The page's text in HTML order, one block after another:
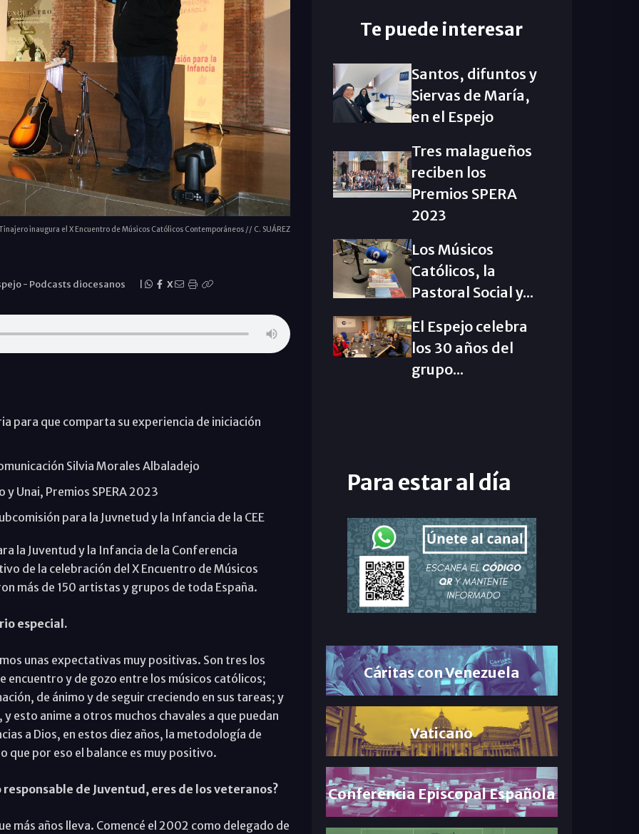
inaugura el X Encuentro de Músicos Católicos Contemporáneos // C. SUÁREZ
- Podcasts diocesanos X
para que comparta su experiencia de iniciación
Silvia Morales Albaladejo
Unai, Premios SPERA 2023
para la Juvnetud y la Infancia de la CEE
la Juventud y la Infancia de la Conferencia
de la celebración del X Encuentro de Músicos
más de 150 artistas y grupos de toda España.
especial.
unas expectativas muy positivas. Son tres los
y de gozo entre los músicos católicos;
de ánimo y de seguir creciendo en sus tareas; y
esto anime a otros muchos chavales a que puedan
a Dios, en estos diez años, la metodología de
que por eso el balance es muy positivo.
de Juventud, eres de los veteranos?
más años lleva. Comencé el 2002 como delegado de
Te puede interesar
Santos, difuntos y
Siervas de María,
en el Espejo
Tres malagueños
reciben los
Premios SPERA
2023
Los Músicos
Católicos, la
Pastoral Social y...
El Espejo celebra
los 30 años del
grupo...
Para estar al día
Cáritas con Venezuela
Vaticano
Conferencia Episcopal Española